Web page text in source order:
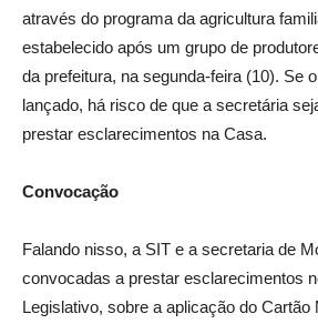
através do programa da agricultura
estabelecido após um grupo de
da prefeitura, na segunda-feira (10). Se
lançado, há risco de que a secretária
prestar esclarecimentos na Casa.
Convocação
Falando nisso, a SIT e a secretaria de
convocadas a prestar esclarecimentos
Legislativo, sobre a aplicação do Cartão